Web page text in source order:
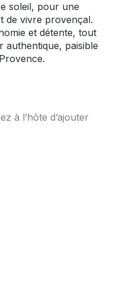
soleil, pour une
de vivre provençal.
et détente, tout
paisible
à l’hôte d’ajouter